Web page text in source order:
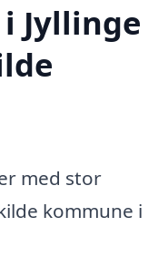
Jyllinge
med stor
kommune i